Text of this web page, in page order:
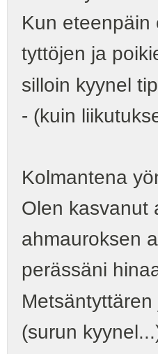
Kun eteenpäin
tyttöjen ja
silloin kyynel
- (kuin
Kolmantena
Olen kasvanut
ahmauroksen
perässäni
(surun